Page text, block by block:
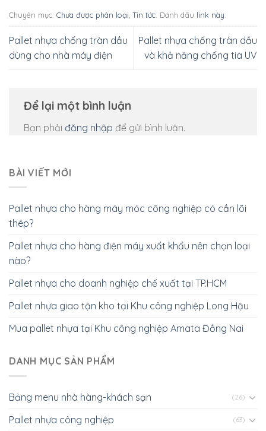
Chuyên mục: Chưa được phân loại, Tin tức. Đánh dấu link này.
Pallet nhựa chống tràn dầu
dùng cho nhà máy điện
Pallet nhựa chống tràn dầu
và khả năng chống tia UV
Để lại một bình luận
Bạn phải đăng nhập để gửi bình luận.
BÀI VIẾT MỚI
Pallet nhựa cho hàng máy móc công nghiệp có cần lõi
thép?
Pallet nhựa cho hàng điện máy xuất khẩu nên chọn loại
nào?
Pallet nhựa cho doanh nghiệp chế xuất tại TP.HCM
Pallet nhựa giao tận kho tại Khu công nghiệp Long Hậu
Mua pallet nhựa tại Khu công nghiệp Amata Đồng Nai
DANH MỤC SẢN PHẨM
Bảng menu nhà hàng-khách sạn (26)
Pallet nhựa công nghiệp (63)